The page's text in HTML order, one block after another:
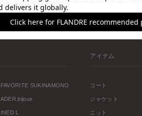
FAVORITE SUKINAMONO
ADER.bijoux
INED L
アイテム
コート
ジャケット
ニット